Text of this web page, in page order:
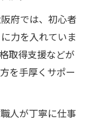
府では、初心者
力を入れていま
取得支援などが
を手厚くサポー
人が丁寧に仕事